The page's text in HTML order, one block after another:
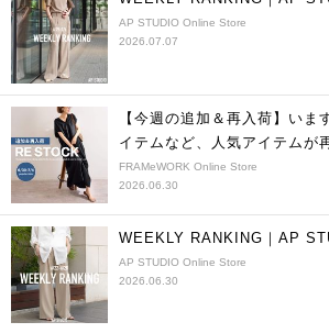
AP STUDIO Online Store
2026.07.07
【今週の追加＆再入荷】いま
イテムなど、人気アイテムが
FRAMeWORK Online Store
2026.06.30
WEEKLY RANKING｜AP
AP STUDIO Online Store
2026.06.30